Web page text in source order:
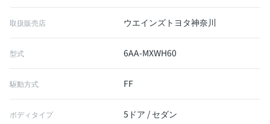
取扱販売店 ウエインズトヨタ神奈川
型式 6AA-MXWH60
駆動方式 FF
ボディタイプ 5ドア / セダン